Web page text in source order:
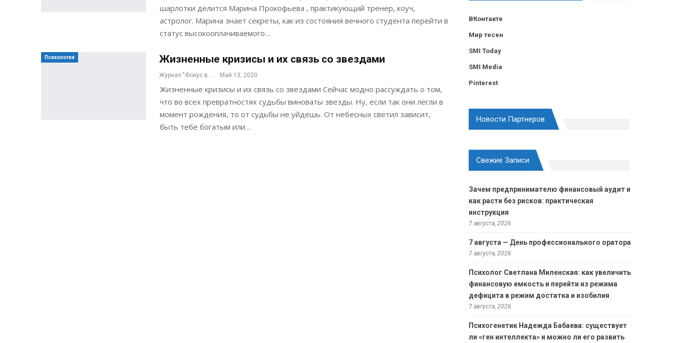
шарлотки делится Марина Прокофьева , практикующий тренер, коуч,
астролог. Марина знает секреты, как из состояния вечного студента перейти в
статус высокооплачиваемого…
Психология Жизненные кризисы и их связь со звездами
Журнал "Фокус внимания" Май 13, 2020
Жизненные кризисы и их связь со звездами Сейчас модно рассуждать о том,
что во всех превратностях судьбы виноваты звезды. Ну, если так они легли в
момент рождения, то от судьбы не уйдешь. От небесных светил зависит,
быть тебе богатым или…
ВКонтакте
Мир тесен
SMI Today
SMI Media
Pinterest
Новости Партнеров
Свежие Записи
Зачем предпринимателю финансовый аудит и
как расти без рисков: практическая
инструкция
7 августа, 2026
7 августа — День профессионального оратора
7 августа, 2026
Психолог Светлана Миленская: как увеличить
финансовую емкость и перейти из режима
дефицита в режим достатка и изобилия
7 августа, 2026
Психогенетик Надежда Бабаева: существует
ли «ген интеллекта» и можно ли его развить